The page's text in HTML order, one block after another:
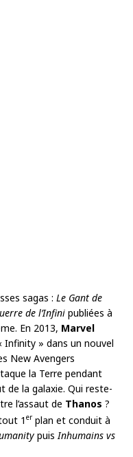
sagas : Le Gant de
de l’Infini publiées à
En 2013, Marvel
» dans un nouvel
New Avengers
la Terre pendant
de la galaxie. Qui reste-
l’assaut de Thanos ?
1 erplan et conduit à
puis Inhumains vs